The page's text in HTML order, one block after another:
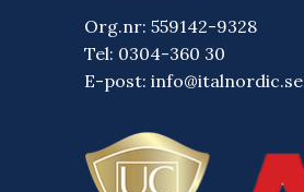
Org.nr: 559142-9328
Tel: 0304-360 30
E-post: info@italnordic.se